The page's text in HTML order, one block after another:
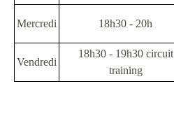
Mercredi 18h30 - 20h
Vendredi
18h30 - 19h30 circuit
training